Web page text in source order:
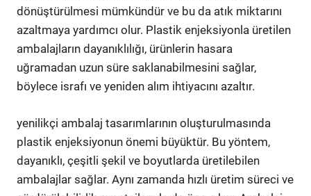
dönüştürülmesi mümkündür ve bu da atık miktarını
azaltmaya yardımcı olur. Plastik enjeksiyonla üretilen
ambalajların dayanıklılığı, ürünlerin hasara
uğramadan uzun süre saklanabilmesini sağlar,
böylece israfı ve yeniden alım ihtiyacını azaltır.
yenilikçi ambalaj tasarımlarının oluşturulmasında
plastik enjeksiyonun önemi büyüktür. Bu yöntem,
dayanıklı, çeşitli şekil ve boyutlarda üretilebilen
ambalajlar sağlar. Aynı zamanda hızlı üretim süreci ve